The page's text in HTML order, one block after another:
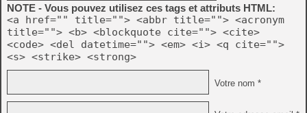
NOTE - Vous pouvez utilisez ces tags et attributs HTML:
<a href="" title=""> <abbr title=""> <acronym
title=""> <b> <blockquote cite=""> <cite>
<code> <del datetime=""> <em> <i> <q cite="">
<s> <strike> <strong>
Votre nom *